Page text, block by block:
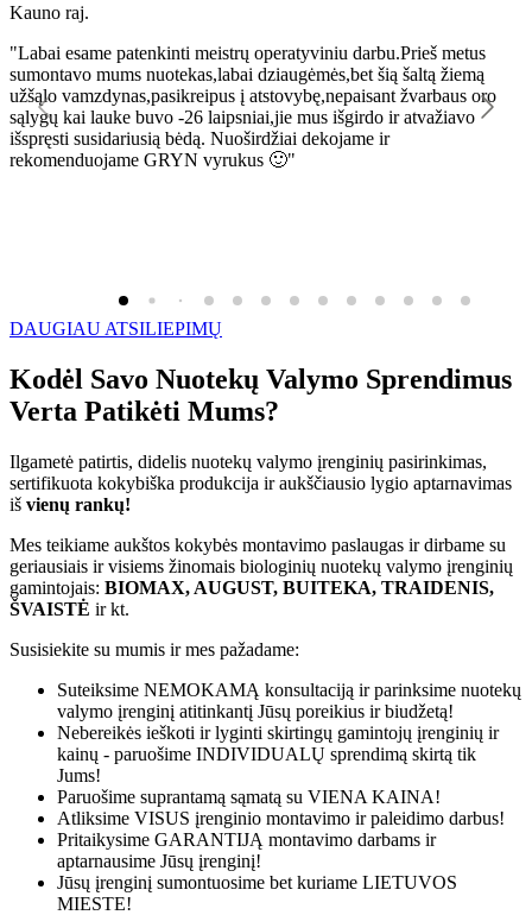
Kauno raj.
"Labai esame patenkinti meistrų operatyviniu darbu.Prieš metus
sumontavo mums nuotekas,labai dziaugėmės,bet šią šaltą žiemą
užšąlo vamzdynas,pasikreipus į atstovybę,nepaisant žvarbaus oro
sąlygų kai lauke buvo -26 laipsniai,jie mus išgirdo ir atvažiavo
išspręsti susidariusią bėdą. Nuoširdžiai dekojame ir
rekomenduojame GRYN vyrukus 🙂"
DAUGIAU ATSILIEPIMŲ
Kodėl Savo Nuotekų Valymo Sprendimus
Verta Patikėti Mums?
Ilgametė patirtis, didelis nuotekų valymo įrenginių pasirinkimas,
sertifikuota kokybiška produkcija ir aukščiausio lygio aptarnavimas
iš vienų rankų!
Mes teikiame aukštos kokybės montavimo paslaugas ir dirbame su
geriausiais ir visiems žinomais biologinių nuotekų valymo įrenginių
gamintojais: BIOMAX, AUGUST, BUITEKA, TRAIDENIS,
ŠVAISTĖ ir kt.
Susisiekite su mumis ir mes pažadame:
Suteiksime NEMOKAMĄ konsultaciją ir parinksime nuotekų
valymo įrenginį atitinkantį Jūsų poreikius ir biudžetą!
Nebereikės ieškoti ir lyginti skirtingų gamintojų įrenginių ir
kainų - paruošime INDIVIDUALŲ sprendimą skirtą tik
Jums!
Paruošime suprantamą sąmatą su VIENA KAINA!
Atliksime VISUS įrenginio montavimo ir paleidimo darbus!
Pritaikysime GARANTIJĄ montavimo darbams ir
aptarnausime Jūsų įrenginį!
Jūsų įrenginį sumontuosime bet kuriame LIETUVOS
MIESTE!